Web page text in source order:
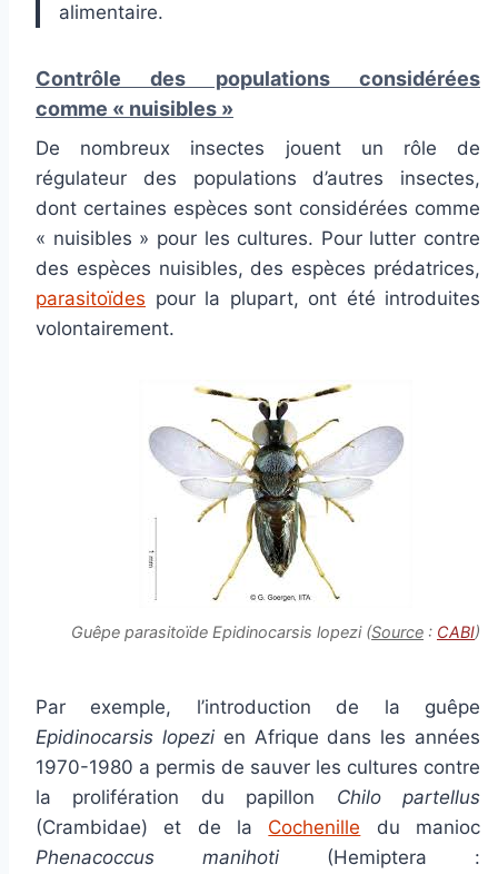
alimentaire.
Contrôle des populations considérées
comme « nuisibles »
De nombreux insectes jouent un rôle de
régulateur des populations d’autres insectes,
dont certaines espèces sont considérées comme
« nuisibles » pour les cultures. Pour lutter contre
des espèces nuisibles, des espèces prédatrices,
parasitoïdes pour la plupart, ont été introduites
volontairement.
Guêpe parasitoïde Epidinocarsis lopezi(Source : CABI)
Par exemple, l’introduction de la guêpe
Epidinocarsis lopezien Afrique dans les années
1970-1980 a permis de sauver les cultures contre
la prolifération du papillon Chilo partellus
(Crambidae) et de la Cochenille du manioc
Phenacoccus manihoti (Hemiptera :